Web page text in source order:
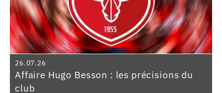
26.07.26
Affaire Hugo Besson : les précisions du
club